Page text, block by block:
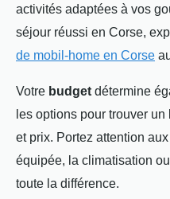
activités adaptées à vos
séjour réussi en Corse,
de mobil-home en Corse
Votre budget détermine
les options pour trouver
et prix. Portez attention aux
équipée, la climatisation
toute la différence.